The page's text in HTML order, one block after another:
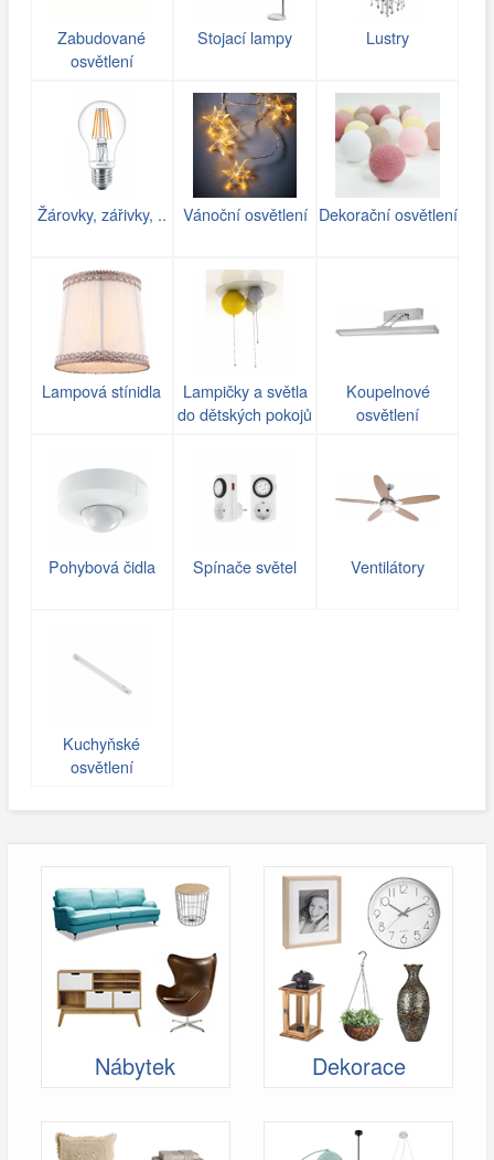
Zabudované
osvětlení
Stojací lampy Lustry
Žárovky, zářivky, .. Vánoční osvětlení Dekorační osvětlení
Lampová stínidla
Lampičky a světla
do dětských pokojů
Koupelnové
osvětlení
Pohybová čidla Spínače světel Ventilátory
Kuchyňské
osvětlení
Nábytek Dekorace